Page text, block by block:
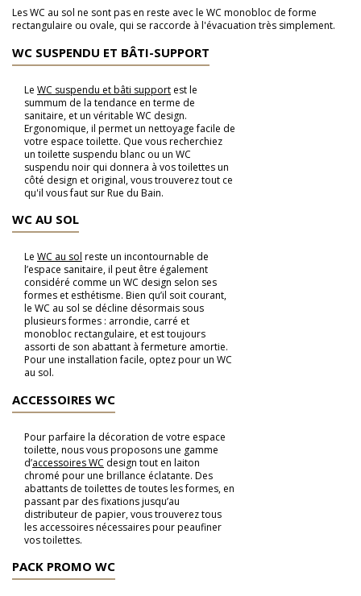
Les WC au sol ne sont pas en reste avec le WC monobloc de forme
rectangulaire ou ovale, qui se raccorde à l'évacuation très simplement.
WC SUSPENDU ET BÂTI-SUPPORT
Le WC suspendu et bâti support est le
summum de la tendance en terme de
sanitaire, et un véritable WC design.
Ergonomique, il permet un nettoyage facile de
votre espace toilette. Que vous recherchiez
un toilette suspendu blanc ou un WC
suspendu noir qui donnera à vos toilettes un
côté design et original, vous trouverez tout ce
qu'il vous faut sur Rue du Bain.
WC AU SOL
Le WC au sol reste un incontournable de
l’espace sanitaire, il peut être également
considéré comme un WC design selon ses
formes et esthétisme. Bien qu’il soit courant,
le WC au sol se décline désormais sous
plusieurs formes : arrondie, carré et
monobloc rectangulaire, et est toujours
assorti de son abattant à fermeture amortie.
Pour une installation facile, optez pour un WC
au sol.
ACCESSOIRES WC
Pour parfaire la décoration de votre espace
toilette, nous vous proposons une gamme
d’accessoires WC design tout en laiton
chromé pour une brillance éclatante. Des
abattants de toilettes de toutes les formes, en
passant par des fixations jusqu’au
distributeur de papier, vous trouverez tous
les accessoires nécessaires pour peaufiner
vos toilettes.
PACK PROMO WC